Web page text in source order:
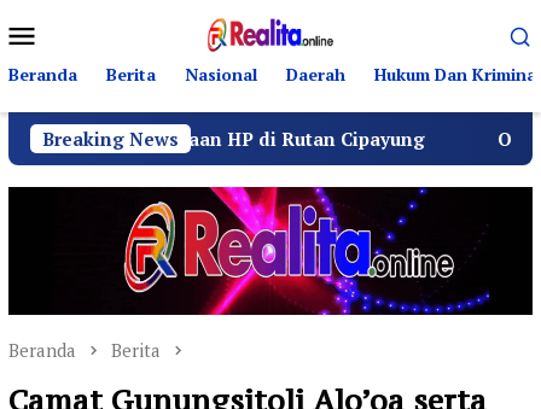
ke
kontenMobile
Beranda Berita Nasional Daerah Hukum Dan Kriminal
Breaking News
Dugaan HP di Rutan Cipayung Operasi Senyap
Beranda Berita
Camat Gunungsitoli Alo’oa serta